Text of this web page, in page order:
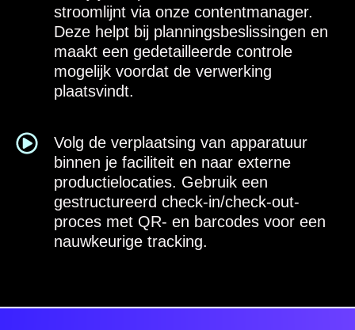
stroomlijnt via onze contentmanager.
Deze helpt bij planningsbeslissingen en
maakt een gedetailleerde controle
mogelijk voordat de verwerking
plaatsvindt.
Volg de verplaatsing van apparatuur
binnen je faciliteit en naar externe
productielocaties. Gebruik een
gestructureerd check-in/check-out-
proces met QR- en barcodes voor een
nauwkeurige tracking.